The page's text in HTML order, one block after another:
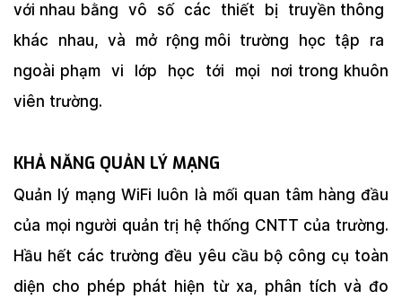
với nhau bằng vô số các thiết bị truyền thông
khác nhau, và mở rộng môi trường học tập ra
ngoài phạm vi lớp học tới mọi nơi trong khuôn
viên trường.
KHẢ NĂNG QUẢN LÝ MẠNG
Quản lý mạng WiFi luôn là mối quan tâm hàng đầu
của mọi người quản trị hệ thống CNTT của trường.
Hầu hết các trường đều yêu cầu bộ công cụ toàn
diện cho phép phát hiện từ xa, phân tích và đo